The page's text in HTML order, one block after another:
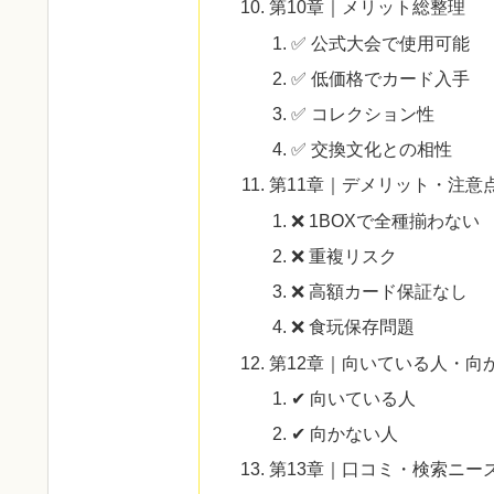
第10章｜メリット総整理
✅ 公式大会で使用可能
✅ 低価格でカード入手
✅ コレクション性
✅ 交換文化との相性
第11章｜デメリット・注意
❌ 1BOXで全種揃わない
❌ 重複リスク
❌ 高額カード保証なし
❌ 食玩保存問題
第12章｜向いている人・向
✔ 向いている人
✔ 向かない人
第13章｜口コミ・検索ニー